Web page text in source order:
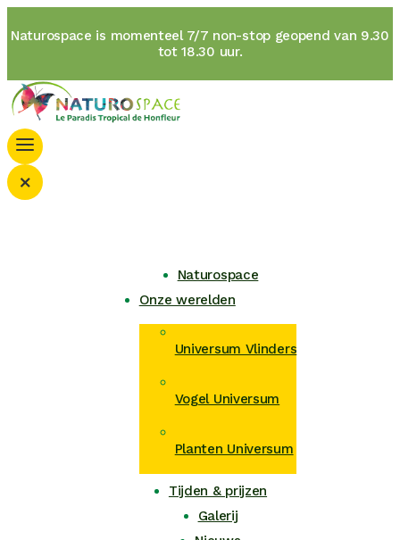
Naturospace is momenteel 7/7 non-stop geopend van 9.30
tot 18.30 uur.
×
Naturospace
Onze werelden
Universum Vlinders
Vogel Universum
Planten Universum
Tijden & prijzen
Galerij